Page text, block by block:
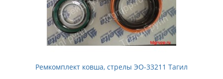
Ремкомплект ковша, стрелы ЭО-33211 Тагил